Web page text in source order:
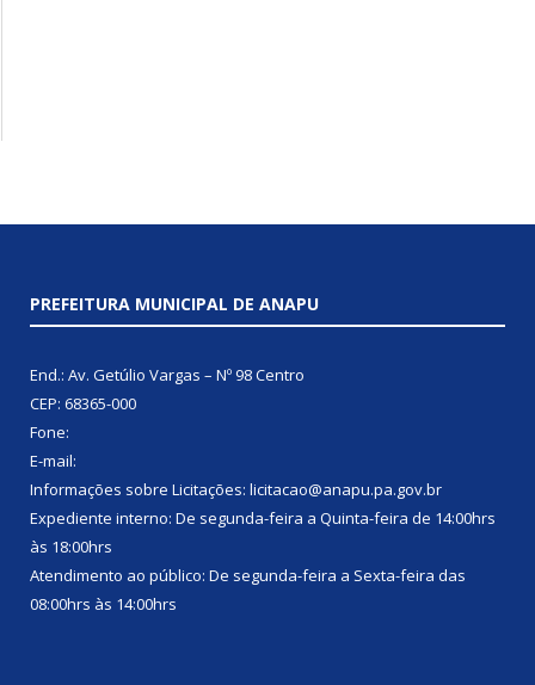
PREFEITURA MUNICIPAL DE ANAPU
End.: Av. Getúlio Vargas – Nº 98 Centro
CEP: 68365-000
Fone:
E-mail:
Informações sobre Licitações: licitacao@anapu.pa.gov.br
Expediente interno: De segunda-feira a Quinta-feira de 14:00hrs
às 18:00hrs
Atendimento ao público: De segunda-feira a Sexta-feira das
08:00hrs às 14:00hrs